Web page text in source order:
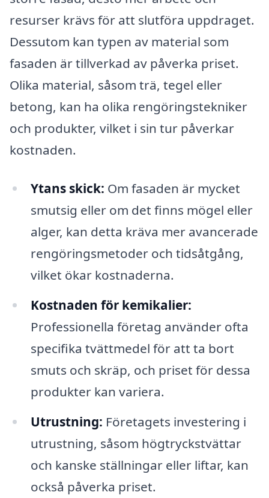
resurser krävs för att slutföra uppdraget.
Dessutom kan typen av material som
fasaden är tillverkad av påverka priset.
Olika material, såsom trä, tegel eller
betong, kan ha olika rengöringstekniker
och produkter, vilket i sin tur påverkar
kostnaden.
Ytans skick: Om fasaden är mycket
smutsig eller om det finns mögel eller
alger, kan detta kräva mer avancerade
rengöringsmetoder och tidsåtgång,
vilket ökar kostnaderna.
Kostnaden för kemikalier:
Professionella företag använder ofta
specifika tvättmedel för att ta bort
smuts och skräp, och priset för dessa
produkter kan variera.
Utrustning: Företagets investering i
utrustning, såsom högtryckstvättar
och kanske ställningar eller liftar, kan
också påverka priset.